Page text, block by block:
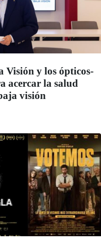
Visión y los ópticos-
acercar la salud
visión